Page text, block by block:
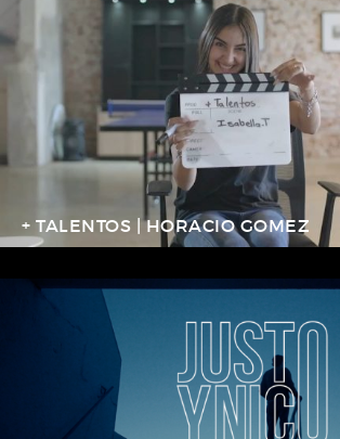
+ TALENTOS | HORACIO GOMEZ